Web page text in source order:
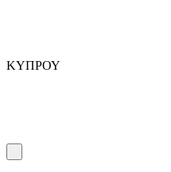
ΚΥΠΡΟΥ